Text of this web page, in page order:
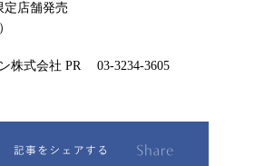
店舗発売
株式会社 PR 03-3234-3605